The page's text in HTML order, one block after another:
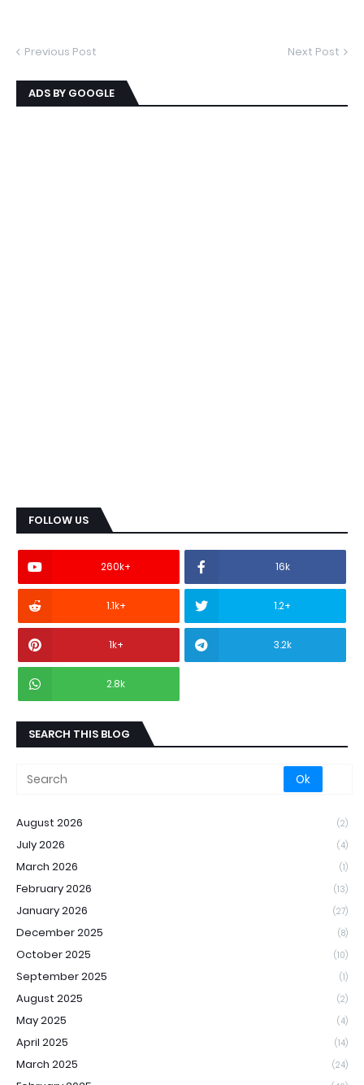
Previous Post Next Post
ADS BY GOOGLE
FOLLOW US
260k+ 16k
1.1k+ 1.2+
1k+ 3.2k
2.8k
SEARCH THIS BLOG
August 2026 (2)
July 2026 (4)
March 2026 (1)
February 2026 (13)
January 2026 (27)
December 2025 (8)
October 2025 (10)
September 2025 (1)
August 2025 (2)
May 2025 (4)
April 2025 (14)
March 2025 (24)